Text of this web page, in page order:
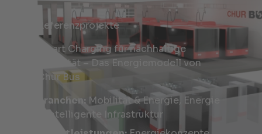
Referenzprojekte
Smart Charging für nachhaltige
Mobilität – Das Energiemodell von
Chur Bus
Branchen: Mobilität & Energie, Energie
& Intelligente Infrastruktur